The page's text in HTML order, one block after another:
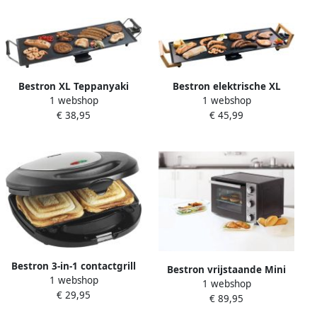
Bestron XL Teppanyaki
Bakplaat voor 6 Personen
Tafelgrill electrisch met
1 webshop
€ 38,95
Bestron elektrische XL
Grillplaat voor 6 Personen
Teppanyaki Bakplaat met
design 1800W zwart
1 webshop
€ 45,99
Bestron 3-in-1 contactgrill
inclusief 3 uitwisselbare
bakplaten: Sandwich Wafel-
1 webshop
€ 29,95
Bestron vrijstaande Mini
Oven met 20L volume
Bakoven inlcusief
1 webshop
€ 89,95